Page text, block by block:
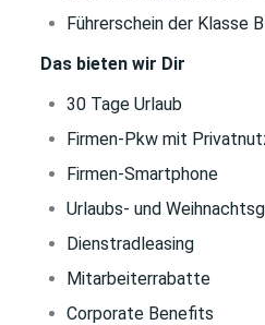
Führerschein der Klasse
Das bieten wir Dir
30 Tage Urlaub
Firmen-Pkw mit
Firmen-Smartphone
Urlaubs- und
Dienstradleasing
Mitarbeiterrabatte
Corporate Benefits